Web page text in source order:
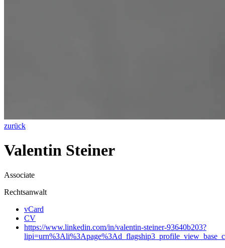
zurück
Valentin Steiner
Associate
Rechtsanwalt
vCard
CV
https://www.linkedin.com/in/valentin-steiner-93640b203?